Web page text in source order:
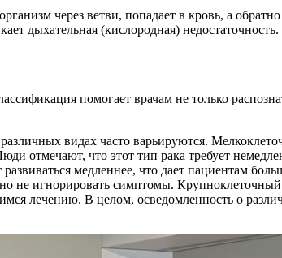
через ветви, попадает в кровь, а
дыхательная (кислородная) недостаточность.
помогает врачам не только
видах часто варьируются.
отмечают, что этот тип рака требует
медленнее, что дает пациентам
не игнорировать симптомы.
лечению. В целом, осведомленность о